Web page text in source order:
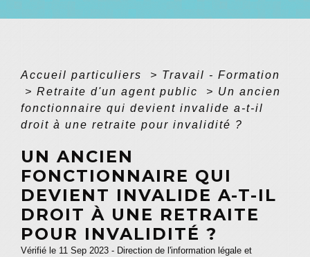
Accueil particuliers > Travail - Formation
> Retraite d'un agent public > Un ancien
fonctionnaire qui devient invalide a-t-il
droit à une retraite pour invalidité ?
UN ANCIEN
FONCTIONNAIRE QUI
DEVIENT INVALIDE A-T-IL
DROIT À UNE RETRAITE
POUR INVALIDITÉ ?
Vérifié le 11 Sep 2023 - Direction de l'information légale et